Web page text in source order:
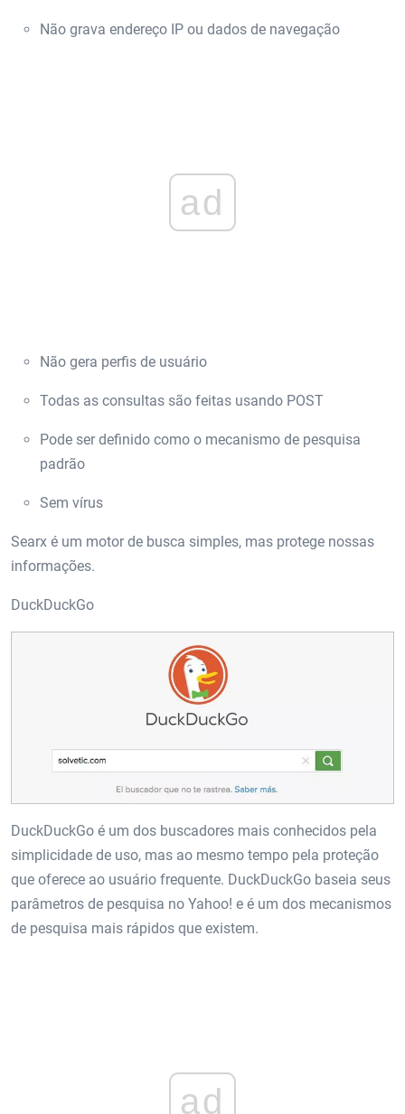
Não grava endereço IP ou dados de navegação
ad
Não gera perfis de usuário
Todas as consultas são feitas usando POST
Pode ser definido como o mecanismo de pesquisa
padrão
Sem vírus
Searx é um motor de busca simples, mas protege nossas
informações.
DuckDuckGo
DuckDuckGo é um dos buscadores mais conhecidos pela
simplicidade de uso, mas ao mesmo tempo pela proteção
que oferece ao usuário frequente. DuckDuckGo baseia seus
parâmetros de pesquisa no Yahoo! e é um dos mecanismos
de pesquisa mais rápidos que existem.
ad